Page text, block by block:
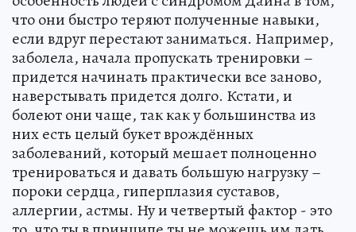
что они быстро теряют полученные навыки,
если вдруг перестают заниматься. Например,
заболела, начала пропускать тренировки –
придется начинать практически все заново,
наверстывать придется долго. Кстати, и
болеют они чаще, так как у большинства из
них есть целый букет врождённых
заболеваний, который мешает полноценно
тренироваться и давать большую нагрузку –
пороки сердца, гиперплазия суставов,
аллергии, астмы. Ну и четвертый фактор - это